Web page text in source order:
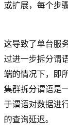
或扩展，每个步
这导致了单台服
过进一步拆分谓
端的情况下，即
集群拆分谓语是
于谓语对数据进
的查询延迟。